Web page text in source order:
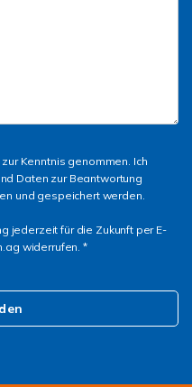
zur Kenntnis genommen. Ich
Daten zur Beantwortung
und gespeichert werden.
jederzeit für die Zukunft per E-
widerrufen. *